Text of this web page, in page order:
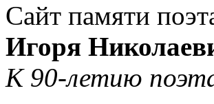
Сайт памяти
Игоря
К 90-летию